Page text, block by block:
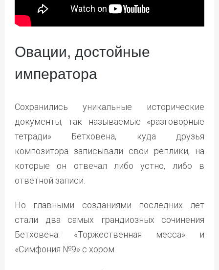
Овации, достойные
императора
Сохранились уникальные исторические
документы, так называемые «разговорные
тетради» Бетховена, куда друзья
композитора записывали свои реплики, на
которые он отвечал либо устно, либо в
ответной записи.
Но главными созданиями последних лет
стали два самых грандиозных сочинения
Бетховена: «Торжественная месса» и
«Симфония №9» с хором.